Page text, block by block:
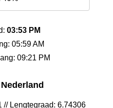
03:53 PM
05:59 AM
09:21 PM
// Lengtegraad: 6.74306